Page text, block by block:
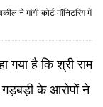
ने मांगी कोर्ट मॉनिटरिंग में
गया है कि श्री राम
के आरोपों ने